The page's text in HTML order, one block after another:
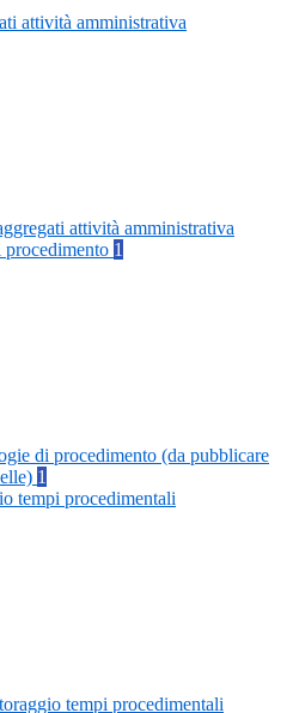
attività amministrativa
attività amministrativa
1
di procedimento (da pubblicare
1
tempi procedimentali
tempi procedimentali